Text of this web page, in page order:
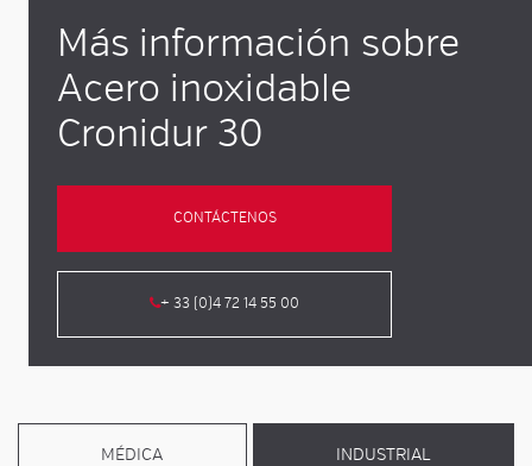
Más información sobre
Acero inoxidable
Cronidur 30
CONTÁCTENOS
+ 33 (0)4 72 14 55 00
MÉDICA INDUSTRIAL